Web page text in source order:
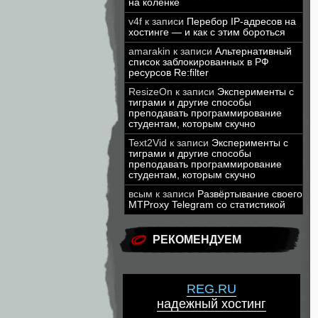
на коленке
v4f к записи Перебор IP-адресов на
хостинге — и как с этим бороться
amarakin к записи Альтернативный
список заблокированных в РФ
ресурсов Re:filter
ResizeOn к записи Эксперименты с
тиграми и другие способы
преподавать программирование
студентам, которым скучно
Text2Vid к записи Эксперименты с
тиграми и другие способы
преподавать программирование
студентам, которым скучно
всым к записи Развёртывание своего
MTProxy Telegram со статистикой
РЕКОМЕНДУЕМ
REG.RU
надежный хостинг